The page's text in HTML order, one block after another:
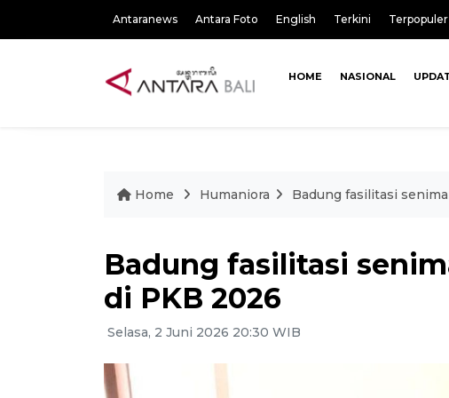
Antaranews Antara Foto English Terkini Terpopuler
HOME NASIONAL
Home Humaniora Badung fasilitasi
Badung fasilitasi
di PKB 2026
Selasa, 2 Juni 2026 20:30 WIB